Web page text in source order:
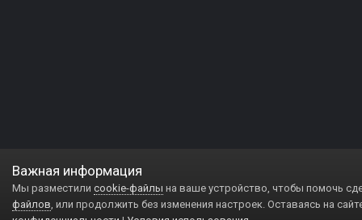
Важная информация
Мы разместили cookie-файлы на ваше устройство, чтобы помочь
файлов, или продолжить без изменения настроек. Оставаясь на